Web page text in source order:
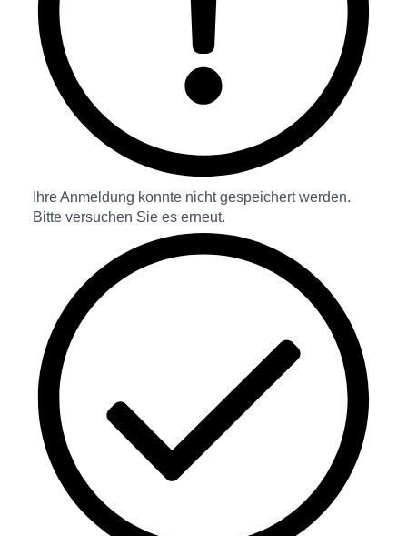
Ihre Anmeldung konnte nicht gespeichert werden.
Bitte versuchen Sie es erneut.